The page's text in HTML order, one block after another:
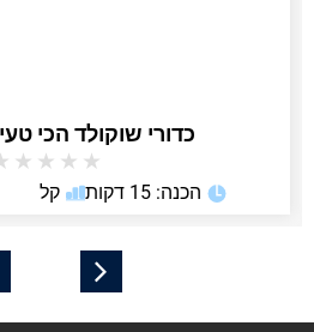
כדורי שוקולד הכי
★
★
★
★
הכנה: 15 דקות קל